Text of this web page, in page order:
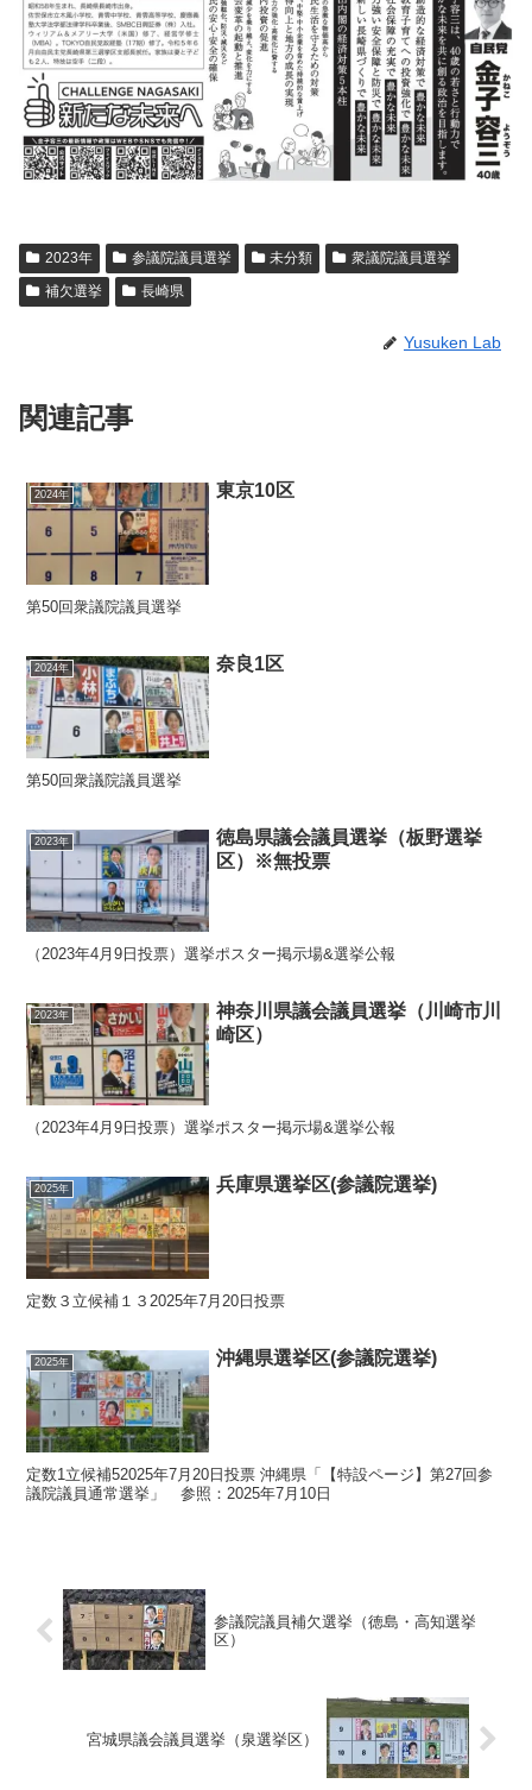
2023年 参議院議員選挙 未分類
衆議院議員選挙
補欠選挙
長崎県
Yusuken Lab
関連記事
2024年 東京10区
第50回衆議院議員選挙
2024年 奈良1区
第50回衆議院議員選挙
2023年
徳島県議会議員選挙（板野選挙
区）※無投票
（2023年4月9日投票）選挙ポスター掲示場&選挙公報
2023年
神奈川県議会議員選挙（川崎市川
崎区）
（2023年4月9日投票）選挙ポスター掲示場&選挙公報
2025年 兵庫県選挙区(参議院選挙)
定数３立候補１３2025年7月20日投票
2025年 沖縄県選挙区(参議院選挙)
定数1立候補52025年7月20日投票 沖縄県「【特設ページ】第27回参
議院議員通常選挙」 参照：2025年7月10日
参議院議員補欠選挙（徳島・高知選挙
区）
宮城県議会議員選挙（泉選挙区）